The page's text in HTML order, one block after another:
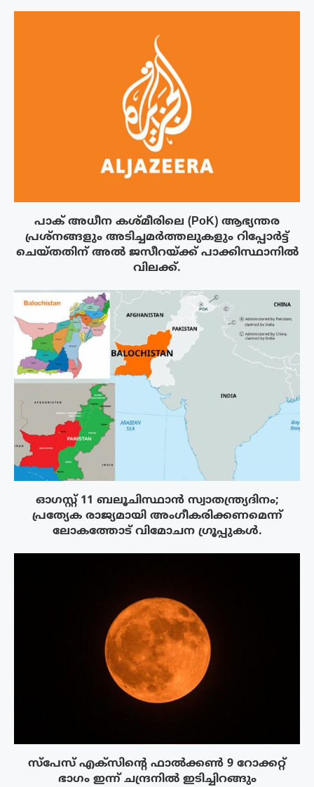
പാക് അധീന കശ്മീരിലെ (PoK) ആഭ്യന്തര
പ്രശ്നങ്ങളും അടിച്ചമർത്തലുകളും റിപ്പോർട്ട്
ചെയ്തതിന് അൽ ജസീറയ്‌ക്ക് പാക്കിസ്ഥാനിൽ
വിലക്ക്.
ഓഗസ്റ്റ് 11 ബലൂചിസ്ഥാൻ സ്വാതന്ത്ര്യദിനം;
പ്രത്യേക രാജ്യമായി അംഗീകരിക്കണമെന്ന്
ലോകത്തോട് വിമോചന ഗ്രൂപ്പുകൾ.
സ്‌പേസ് എക്‌സിൻ്റെ ഫാൽക്കൺ 9 റോക്കറ്റ്
ഭാഗം ഇന്ന് ചന്ദ്രനിൽ ഇടിച്ചിറങ്ങും